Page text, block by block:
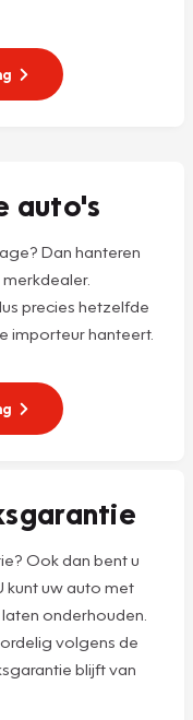
auto's
Dan hanteren
precies hetzelfde
importeur hanteert.
Ook dan bent u
kunt uw auto met
onderhouden.
volgens de
blijft van